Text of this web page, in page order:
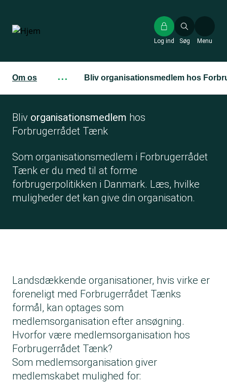
hovedindhold
Søg
Log ind Menu
Om os ··· Bliv organisationsmedlem hos
Bliv organisationsmedlem hos
Forbrugerrådet Tænk
Som organisationsmedlem i Forbrugerrådet
Tænk er du med til at forme
forbrugerpolitikken i Danmark. Læs, hvilke
muligheder det kan give din organisation.
Landsdækkende organisationer, hvis virke er
foreneligt med Forbrugerrådet Tænks
formål, kan optages som
medlemsorganisation efter ansøgning.
Hvorfor være medlemsorganisation hos
Forbrugerrådet Tænk?
Som medlemsorganisation giver
medlemskabet mulighed for: